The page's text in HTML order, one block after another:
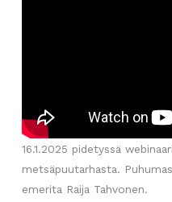
16.1.2025 pidetyssä
metsäpuutarhasta.
emerita Raija Tahvonen.